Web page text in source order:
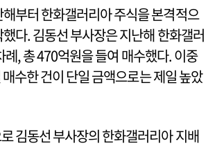
부터 한화갤러리아 주식을 본격적으
다. 김동선 부사장은 지난해 한화갤러
례, 총 470억원을 들여 매수했다. 이중
수한 건이 단일 금액으로는 제일 높았
김동선 부사장의 한화갤러리아 지배